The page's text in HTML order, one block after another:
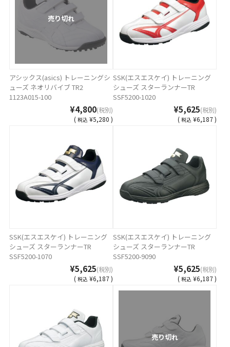
売り切れ
アシックス(asics) トレーニングシ
ューズ ネオリバイブ TR2
1123A015-100
¥4,800(税別)
( 税込 ¥5,280 )
SSK(エスエスケイ) トレーニング
シューズ スターランナーTR
SSF5200-1020
¥5,625(税別)
( 税込 ¥6,187 )
SSK(エスエスケイ) トレーニング
シューズ スターランナーTR
SSF5200-1070
¥5,625(税別)
( 税込 ¥6,187 )
SSK(エスエスケイ) トレーニング
シューズ スターランナーTR
SSF5200-9090
¥5,625(税別)
( 税込 ¥6,187 )
売り切れ